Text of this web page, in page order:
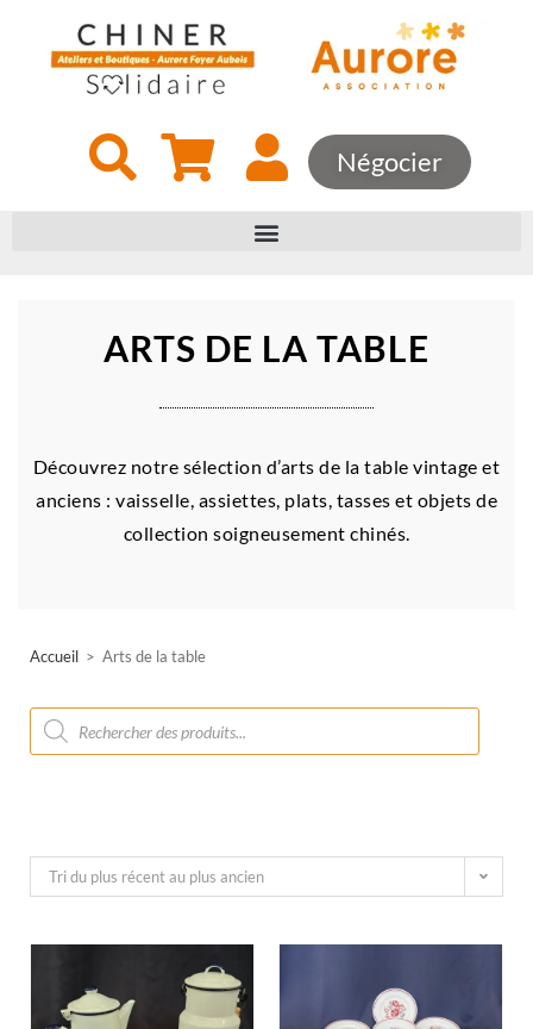
Négocier
ARTS DE LA TABLE
Découvrez notre sélection d’arts de la table vintage et
anciens : vaisselle, assiettes, plats, tasses et objets de
collection soigneusement chinés.
Accueil > Arts de la table
Tri du plus récent au plus ancien